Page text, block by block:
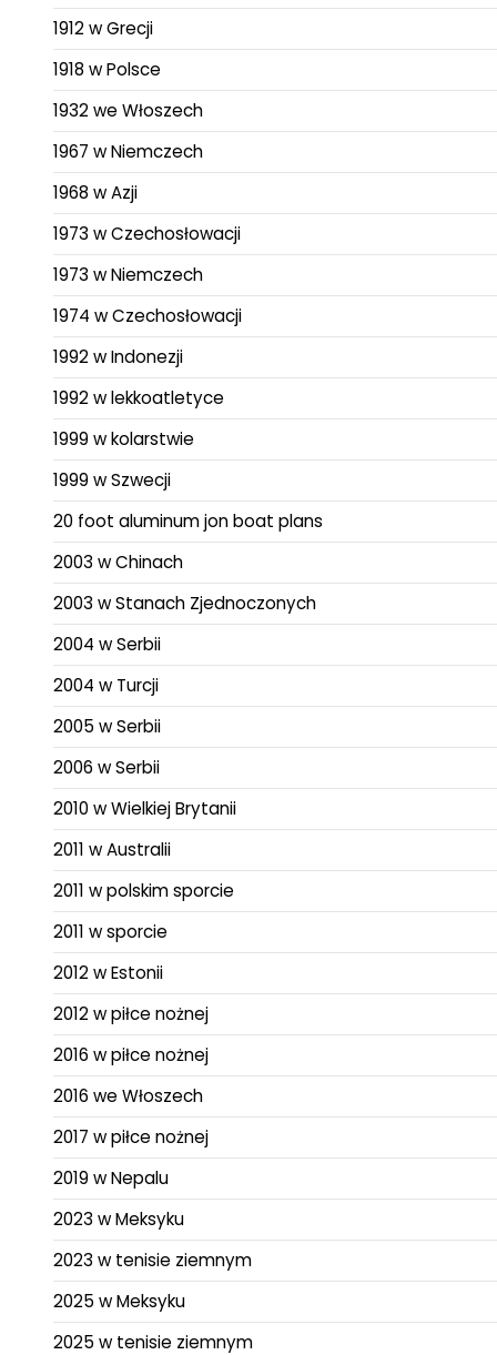
1912 w Grecji
1918 w Polsce
1932 we Włoszech
1967 w Niemczech
1968 w Azji
1973 w Czechosłowacji
1973 w Niemczech
1974 w Czechosłowacji
1992 w Indonezji
1992 w lekkoatletyce
1999 w kolarstwie
1999 w Szwecji
20 foot aluminum jon boat plans
2003 w Chinach
2003 w Stanach Zjednoczonych
2004 w Serbii
2004 w Turcji
2005 w Serbii
2006 w Serbii
2010 w Wielkiej Brytanii
2011 w Australii
2011 w polskim sporcie
2011 w sporcie
2012 w Estonii
2012 w piłce nożnej
2016 w piłce nożnej
2016 we Włoszech
2017 w piłce nożnej
2019 w Nepalu
2023 w Meksyku
2023 w tenisie ziemnym
2025 w Meksyku
2025 w tenisie ziemnym